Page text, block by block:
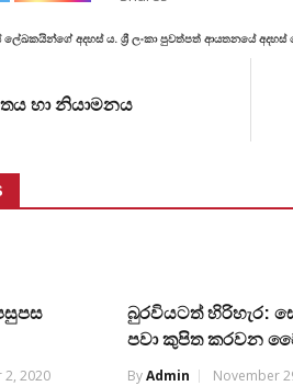
ලේඛකයින්ගේ අදහස් ය. ශ්‍රී ලංකා පුවත්පත් ආයතනයේ
හා නියාමනය
2, 2020
බුරවියටත් හිරිහැර:
පවා කුපිත කරවන
ByAdmin November